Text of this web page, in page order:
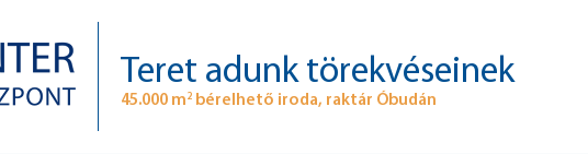
Teret adunk törekvéseinek
45.000 m 2bérelhető iroda, raktár Óbudán